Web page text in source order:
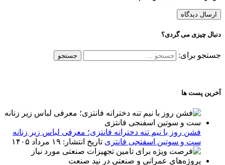
دنبال چیزی می گردی؟
جستجو برای:
آخرین پست ها
فشن روز با نیم تنه دخترانه فانتزی؛ معرفی لباس زیر زنانه
ست و سوتین اسفنجی فانتزی تاریخ انتشار: ۱۹ مرداد ۱۴۰۵